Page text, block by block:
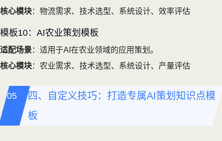
核心模块：物流需求、技术选型、系统设计、效率评估
模板10：AI农业策划模板
适配场景：适用于AI在农业领域的应用策划。
核心模块：农业需求、技术选型、系统设计、产量评估
四、自定义技巧：打造专属AI策划知识点模
板